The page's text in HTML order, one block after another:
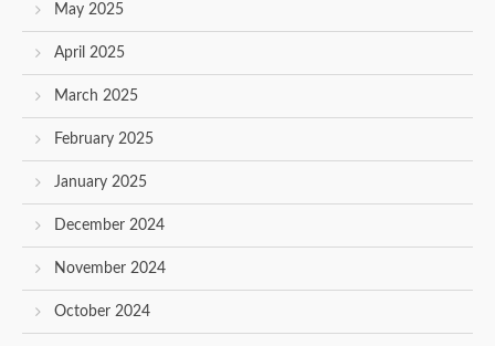
May 2025
April 2025
March 2025
February 2025
January 2025
December 2024
November 2024
October 2024